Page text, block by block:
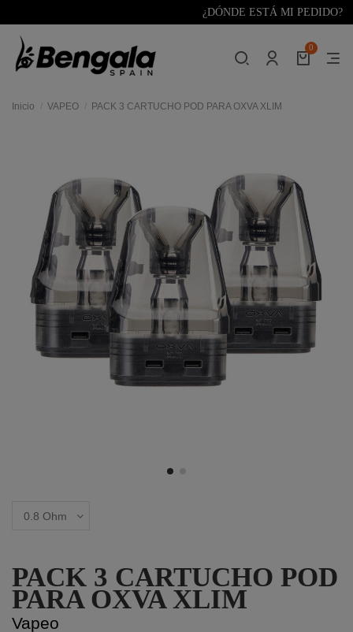
¿DÓNDE ESTÁ MI PEDIDO?
0
Inicio VAPEO PACK 3 CARTUCHO POD PARA OXVA XLIM
PACK 3 CARTUCHO POD
PARA OXVA XLIM
Vapeo